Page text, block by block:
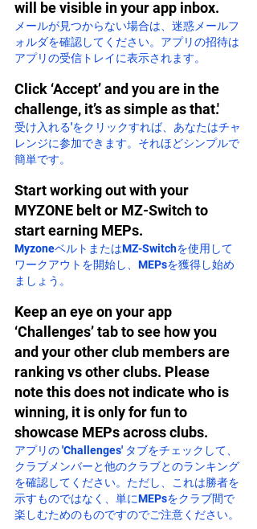
will be visible in your app inbox.
メールが見つからない場合は、迷惑メールフ
ォルダを確認してください。アプリの招待は
アプリの受信トレイに表示されます。
Click ‘Accept’ and you are in the
challenge, it’s as simple as that.'
受け入れる'をクリックすれば、あなたはチャ
レンジに参加できます。それほどシンプルで
簡単です。
Start working out with your
MYZONE belt or MZ-Switch to
start earning MEPs.
MyzoneベルトまたはMZ-Switchを使用して
ワークアウトを開始し、MEPsを獲得し始め
ましょう。
Keep an eye on your app
‘Challenges’ tab to see how you
and your other club members are
ranking vs other clubs. Please
note this does not indicate who is
winning, it is only for fun to
showcase MEPs across clubs.
アプリの 'Challenges' タブをチェックして、
クラブメンバーと他のクラブとのランキング
を確認してください。ただし、これは勝者を
示すものではなく、単にMEPsをクラブ間で
楽しむためのものですのでご注意ください。